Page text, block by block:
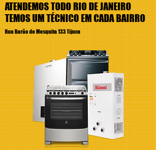
ATENDEMOS TODO RIO DE JANEIRO
TEMOS UM TÉCNICO EM CADA BAIRRO
Rua Barão de Mesquita 133 Tijuca